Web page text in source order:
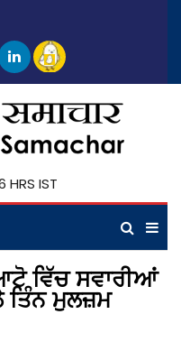
HRS IST
ਵਿੱਚ ਸਵਾਰੀਆਂ
ਤਿੰਨ ਮੁਲਜ਼ਮ